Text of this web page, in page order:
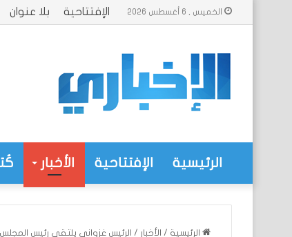
الخميس , 6 أغسطس 2026 الإفتتاحية بلا عنوان
الرئيسية الإفتتاحية الأخبار
الرئيسية / الأخبار / الرئيس غزواني يلتقي رئيس